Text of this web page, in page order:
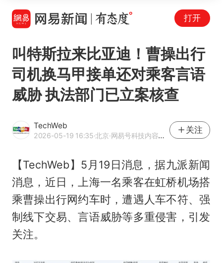
打开
叫特斯拉来比亚迪！曹操出行
司机换马甲接单还对乘客言语
威胁 执法部门已立案核查
TechWeb
2026-05-19 16:35·北京·网易号科技内容作者
关注
【TechWeb】5月19日消息，据九派新闻
消息，近日，上海一名乘客在虹桥机场搭
乘曹操出行网约车时，遭遇人车不符、强
制线下交易、言语威胁等多重侵害，引发
关注。